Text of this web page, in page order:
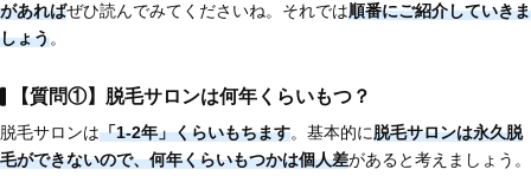
があればぜひ読んでみてくださいね。それでは順番にご紹介していきま
しょう。
【質問①】脱毛サロンは何年くらいもつ？
脱毛サロンは「1-2年」くらいもちます。基本的に脱毛サロンは永久脱
毛ができないので、何年くらいもつかは個人差があると考えましょう。